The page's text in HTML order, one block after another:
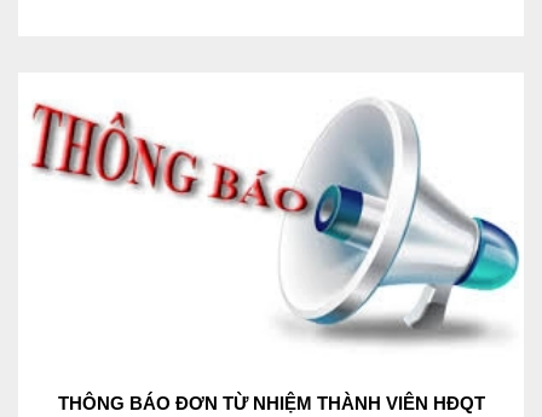
THÔNG BÁO ĐƠN TỪ NHIỆM THÀNH VIÊN HĐQT